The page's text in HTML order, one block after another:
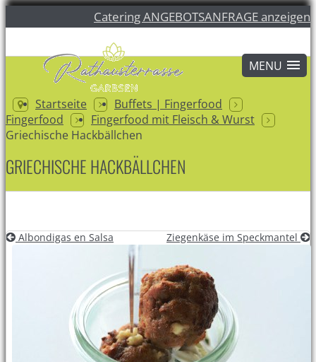
Catering ANGEBOTSANFRAGE anzeigen
Startseite
Buffets | Fingerfood
Fingerfood
Fingerfood mit Fleisch & Wurst
Griechische Hackbällchen
GRIECHISCHE HACKBÄLLCHEN
Albondigas en Salsa Ziegenkäse im Speckmantel